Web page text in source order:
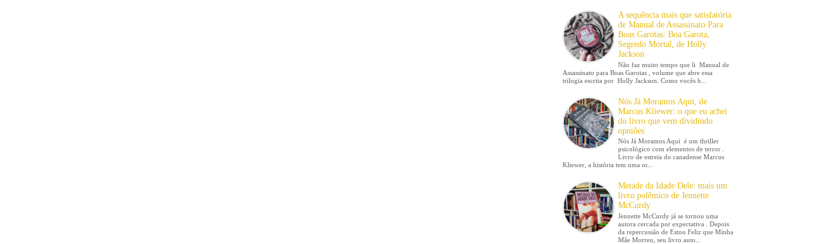
A sequência mais que satisfatória
de Manual de Assassinato Para
Boas Garotas: Boa Garota,
Segredo Mortal, de Holly
Jackson
Não faz muito tempo que li Manual de
Assassinato para Boas Garotas , volume que abre essa
trilogia escrita por Holly Jackson. Como vocês b...
Nós Já Moramos Aqui, de
Marcus Kliewer: o que eu achei
do livro que vem dividindo
opniões
Nós Já Moramos Aqui é um thriller
psicológico com elementos de terror .
Livro de estreia do canadense Marcus
Kliewer, a história tem uma or...
Metade da Idade Dele: mais um
livro polêmico de Jennette
McCurdy
Jennette McCurdy já se tornou uma
autora cercada por expectativa . Depois
da repercussão de Estou Feliz que Minha
Mãe Morreu, seu livro auto...